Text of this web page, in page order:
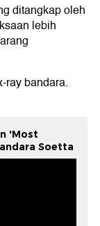
ditangkap oleh
lebih
ray bandara.
'Most
Soetta